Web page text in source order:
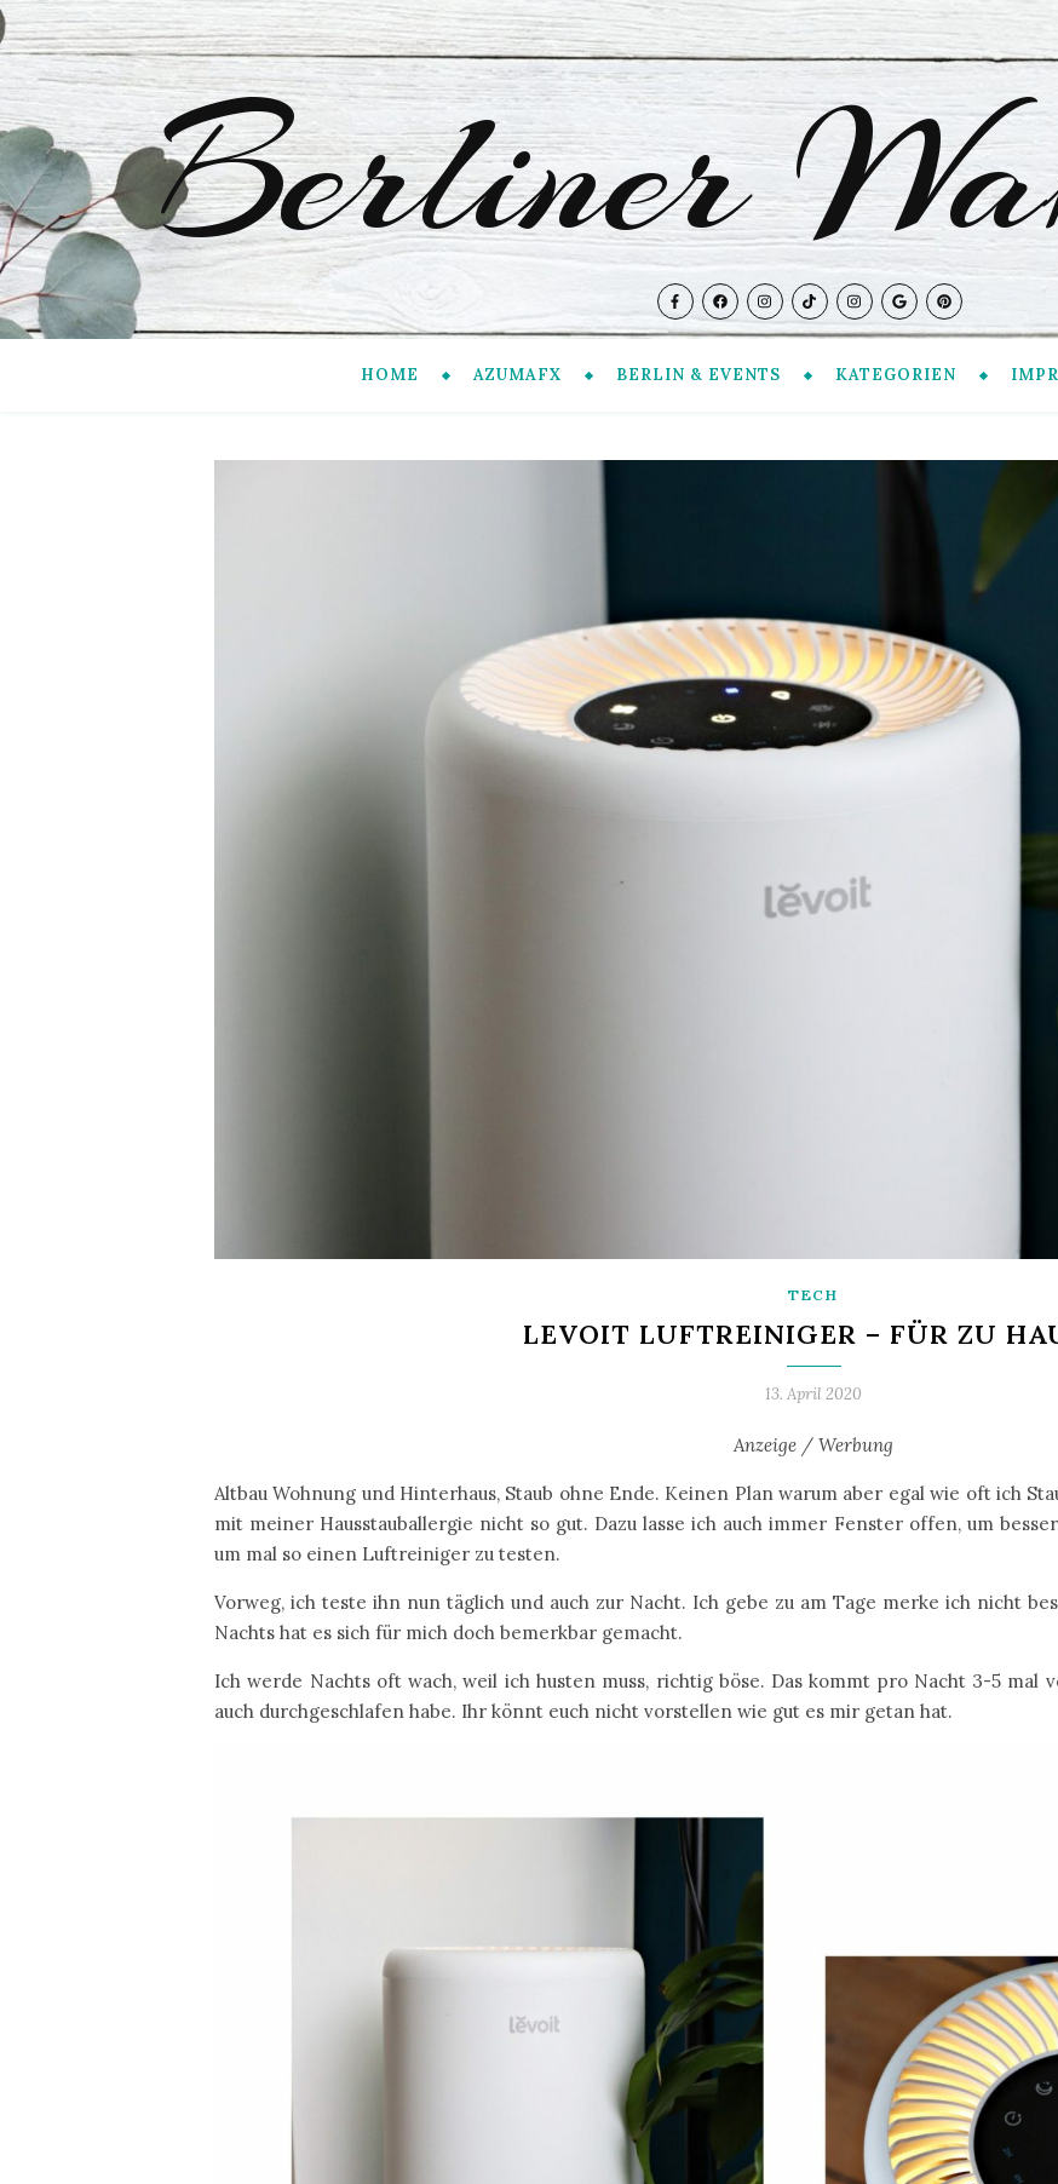
Berliner
HOME AZUMAFX BERLIN & EVENTS KATEGORIEN
TECH
LEVOIT LUFTREINIGER – FÜR ZU
13. April 2020
Anzeige / Werbung
Altbau Wohnung und Hinterhaus, Staub ohne Ende. Keinen Plan warum aber egal wie oft ich
mit meiner Hausstauballergie nicht so gut. Dazu lasse ich auch immer Fenster offen, um
um mal so einen Luftreiniger zu testen.
Vorweg, ich teste ihn nun täglich und auch zur Nacht. Ich gebe zu am Tage merke ich nicht
Nachts hat es sich für mich doch bemerkbar gemacht.
Ich werde Nachts oft wach, weil ich husten muss, richtig böse. Das kommt pro Nacht 3-5 mal
auch durchgeschlafen habe. Ihr könnt euch nicht vorstellen wie gut es mir getan hat.